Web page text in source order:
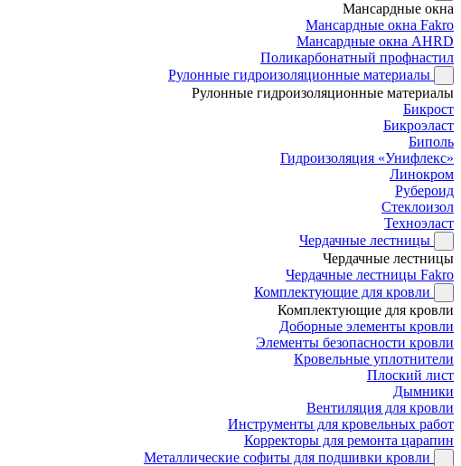
Мансардные окна
Мансардные окна Fakro
Мансардные окна AHRD
Поликарбонатный профнастил
Рулонные гидроизоляционные материалы
Рулонные гидроизоляционные материалы
Бикрост
Бикроэласт
Биполь
Гидроизоляция «Унифлекс»
Линокром
Рубероид
Стеклоизол
Техноэласт
Чердачные лестницы
Чердачные лестницы
Чердачные лестницы Fakro
Комплектующие для кровли
Комплектующие для кровли
Доборные элементы кровли
Элементы безопасности кровли
Кровельные уплотнители
Плоский лист
Дымники
Вентиляция для кровли
Инструменты для кровельных работ
Корректоры для ремонта царапин
Металлические софиты для подшивки кровли